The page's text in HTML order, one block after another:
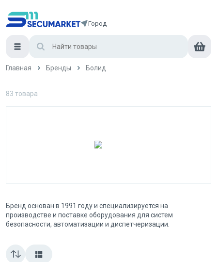
Город
Главная Бренды Болид
83 товара
Бренд основан в 1991 году и специализируется на
производстве и поставке оборудования для систем
безопасности, автоматизации и диспетчеризации.